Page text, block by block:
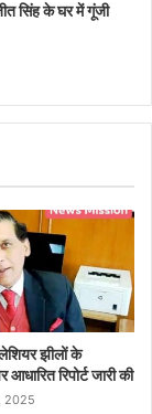
सिंह के घर में गूंजी
झीलों के
आधारित रिपोर्ट जारी की
2025